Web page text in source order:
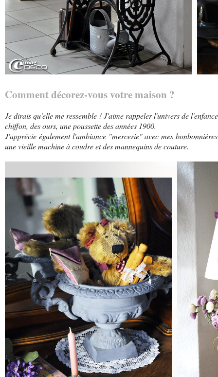
Comment décorez-vous votre maison ?
Je dirais qu'elle me ressemble ! J'aime rappeler l'univers de
chiffon, des ours, une poussette des années 1900.
J'apprécie également l'ambiance "mercerie" avec mes
une vieille machine à coudre et des mannequins de couture.